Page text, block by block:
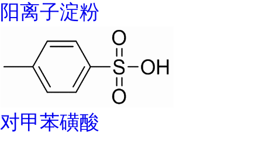
阳离子淀粉
对甲苯磺酸